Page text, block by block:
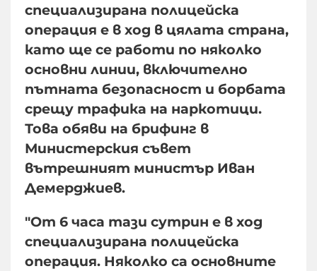
специализирана полицейска
операция е в ход в цялата страна,
като ще се работи по няколко
основни линии, включително
пътната безопасност и борбата
срещу трафика на наркотици.
Това обяви на брифинг в
Министерския съвет
вътрешният министър Иван
Демерджиев.
"От 6 часа тази сутрин е в ход
специализирана полицейска
операция. Няколко са основните